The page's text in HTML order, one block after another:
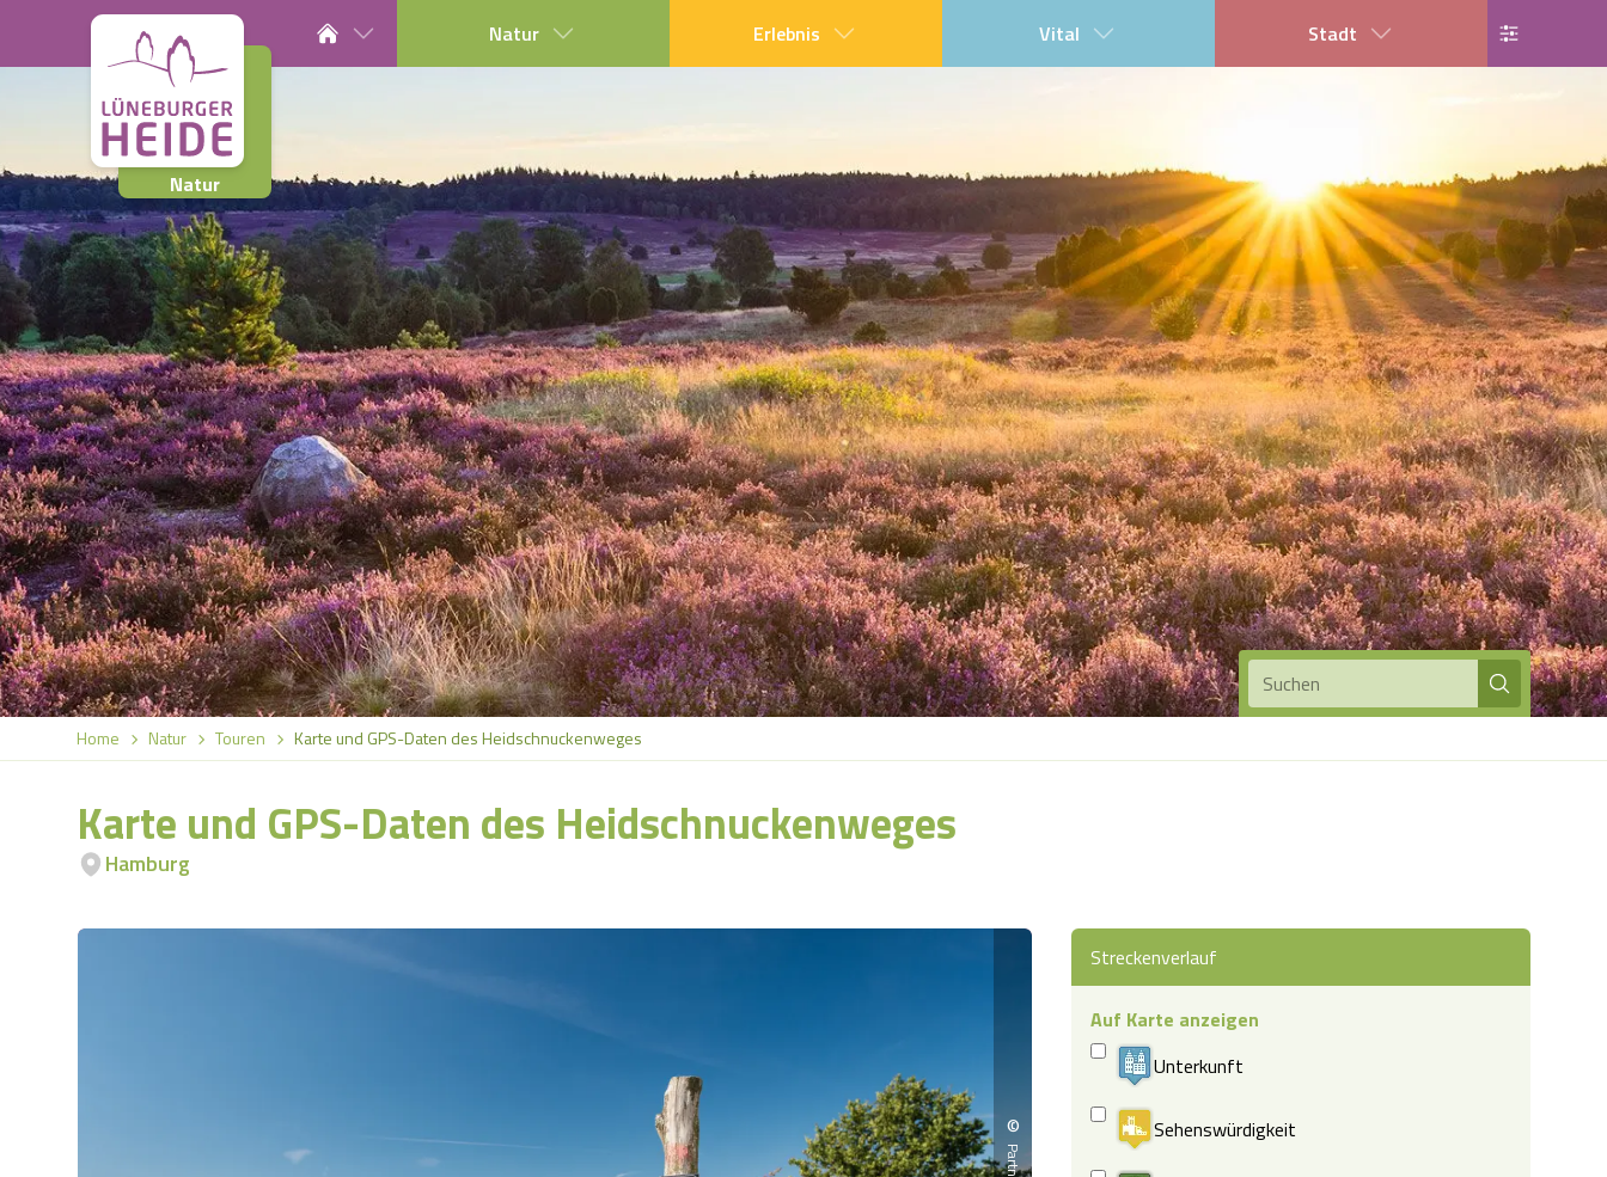
Natur
Natur Erlebnis Vital Stadt
Suchen
Home Natur Touren Karte und GPS-Daten des Heidschnuckenweges
Karte und GPS-Daten des Heidschnuckenweges
Hamburg
©
Streckenverlauf
Auf Karte anzeigen
Unterkunft
Sehenswürdigkeit